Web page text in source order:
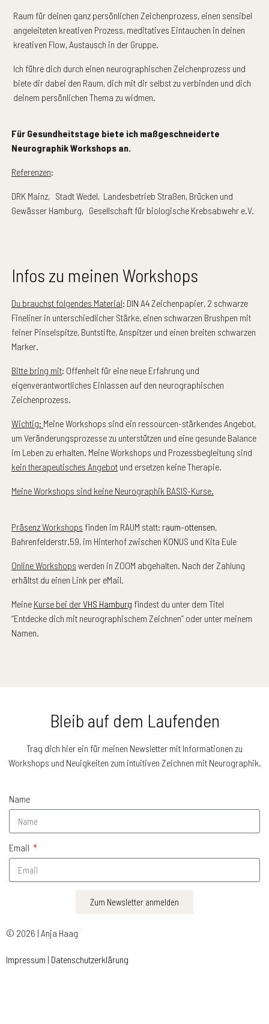
Raum für deinen ganz persönlichen Zeichenprozess, einen sensibel
angeleiteten kreativen Prozess, meditatives Eintauchen in deinen
kreativen Flow, Austausch in der Gruppe.
Ich führe dich durch einen neurographischen Zeichenprozess und
biete dir dabei den Raum, dich mit dir selbst zu verbinden und dich
deinem persönlichen Thema zu widmen.
Für Gesundheitstage biete ich maßgeschneiderte
Neurographik Workshops an.
Referenzen:
DRK Mainz, Stadt Wedel, Landesbetrieb Straßen, Brücken und
Gewässer Hamburg, Gesellschaft für biologische Krebsabwehr e.V.
Infos zu meinen Workshops
Du brauchst folgendes Material: DIN A4 Zeichenpapier, 2 schwarze
Fineliner in unterschiedlicher Stärke, einen schwarzen Brushpen mit
feiner Pinselspitze, Buntstifte, Anspitzer und einen breiten schwarzen
Marker.
Bitte bring mit: Offenheit für eine neue Erfahrung und
eigenverantwortliches Einlassen auf den neurographischen
Zeichenprozess.
Wichtig: Meine Workshops sind ein ressourcen-stärkendes Angebot,
um Veränderungsprozesse zu unterstützen und eine gesunde Balance
im Leben zu erhalten. Meine Workshops und Prozessbegleitung sind
kein therapeutisches Angebotund ersetzen keine Therapie.
Meine Workshops sind keine Neurographik BASIS-Kurse.
Präsenz Workshops finden im RAUM statt: raum-ottensen,
Bahrenfelderstr.59, im Hinterhof zwischen KONUS und Kita Eule
Online Workshops werden in ZOOM abgehalten. Nach der Zahlung
erhältst du einen Link per eMail.
Meine Kurse bei derVHS Hamburg findest du unter dem Titel
“Entdecke dich mit neurographischem Zeichnen” oder unter meinem
Namen.
Bleib auf dem Laufenden
Trag dich hier ein für meinen Newsletter mit Informationen zu
Workshops und Neuigkeiten zum intuitiven Zeichnen mit Neurographik.
Name
Email
Zum Newsletter anmelden
© 2026 | Anja Haag
Impressum | Datenschutzerklärung